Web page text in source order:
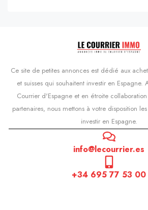
Ce site de petites annonces est dédié aux
et suisses qui souhaitent investir en
Courrier d'Espagne et en étroite
partenaires, nous mettons à votre disposition
investir en Espagne.
info@lecourrier.es
+34 695 77 53 00